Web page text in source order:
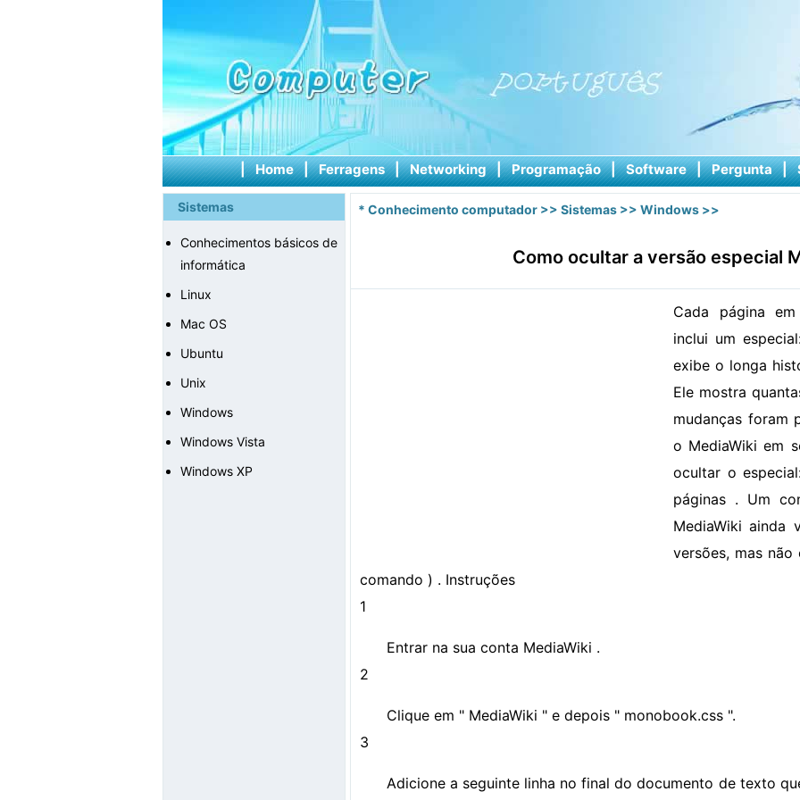
| Home | Ferragens | Networking | Programação | Software | Pergunta |
Sistemas
Conhecimentos básicos de
informática
Linux
Mac OS
Ubuntu
Unix
Windows
Windows Vista
Windows XP
* Conhecimento computador >> Sistemas >> Windows >>
Como ocultar a versão especial
Cada página
inclui um
exibe o longa
Ele mostra
mudanças foram
o MediaWiki em
ocultar o
páginas . Um
MediaWiki ainda
versões, mas
comando ) . Instruções
1
Entrar na sua conta MediaWiki .
2
Clique em " MediaWiki " e depois " monobook.css ".
3
Adicione a seguinte linha no final do documento de texto